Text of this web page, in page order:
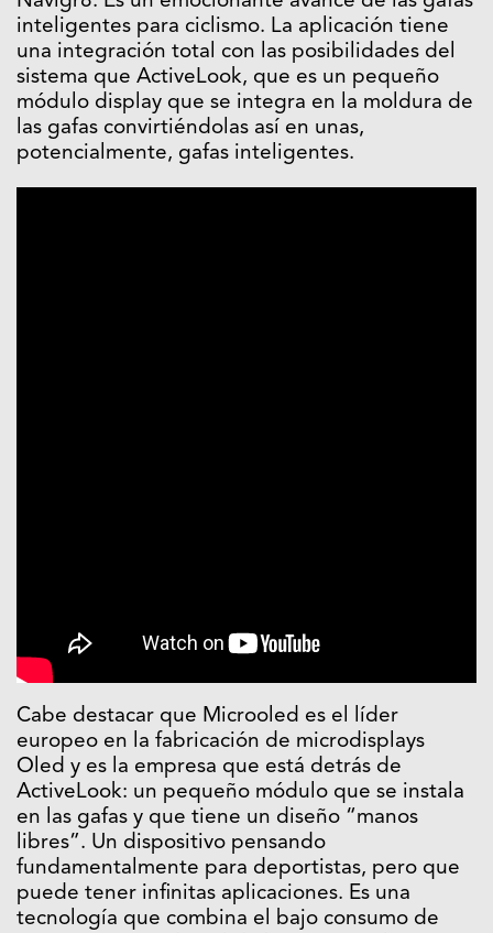
inteligentes para ciclismo. La aplicación tiene
una integración total con las posibilidades del
sistema que ActiveLook, que es un pequeño
módulo display que se integra en la moldura de
las gafas convirtiéndolas así en unas,
potencialmente, gafas inteligentes.
Cabe destacar que Microoled es el líder
europeo en la fabricación de microdisplays
Oled y es la empresa que está detrás de
ActiveLook: un pequeño módulo que se instala
en las gafas y que tiene un diseño “manos
libres”. Un dispositivo pensando
fundamentalmente para deportistas, pero que
puede tener infinitas aplicaciones. Es una
tecnología que combina el bajo consumo de